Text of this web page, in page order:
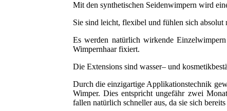
Mit den synthetischen Seidenwimpern wird
Sie sind leicht, flexibel und fühlen sich absolut
Es werden natürlich wirkende
Wimpernhaar fixiert.
Die Extensions sind wasser– und
Durch die einzigartige Applikationstechnik
Wimper. Dies entspricht ungefähr zwei
fallen natürlich schneller aus, da sie sich